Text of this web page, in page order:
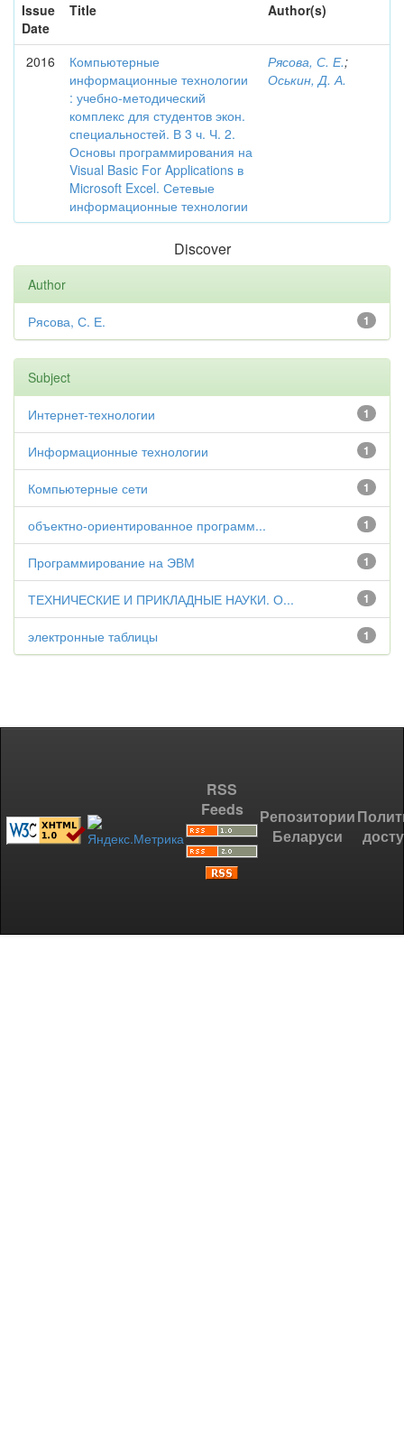
Issue
Date
Title Author(s)
2016
Компьютерные
информационные технологии
: учебно-методический
комплекс для студентов экон.
специальностей. В 3 ч. Ч. 2.
Основы программирования на
Visual Basic For Applications в
Microsoft Excel. Сетевые
информационные технологии
Рясова, С. Е.;
Оськин, Д. А.
Discover
Author
1
Рясова, С. Е.
Subject
1
Интернет-технологии
1
Информационные технологии
1
Компьютерные сети
1
объектно-ориентированное программ...
1
Программирование на ЭВМ
1
ТЕХНИЧЕСКИЕ И ПРИКЛАДНЫЕ НАУКИ. О...
1
электронные таблицы
RSS
Feeds
Репозитории
Беларуси